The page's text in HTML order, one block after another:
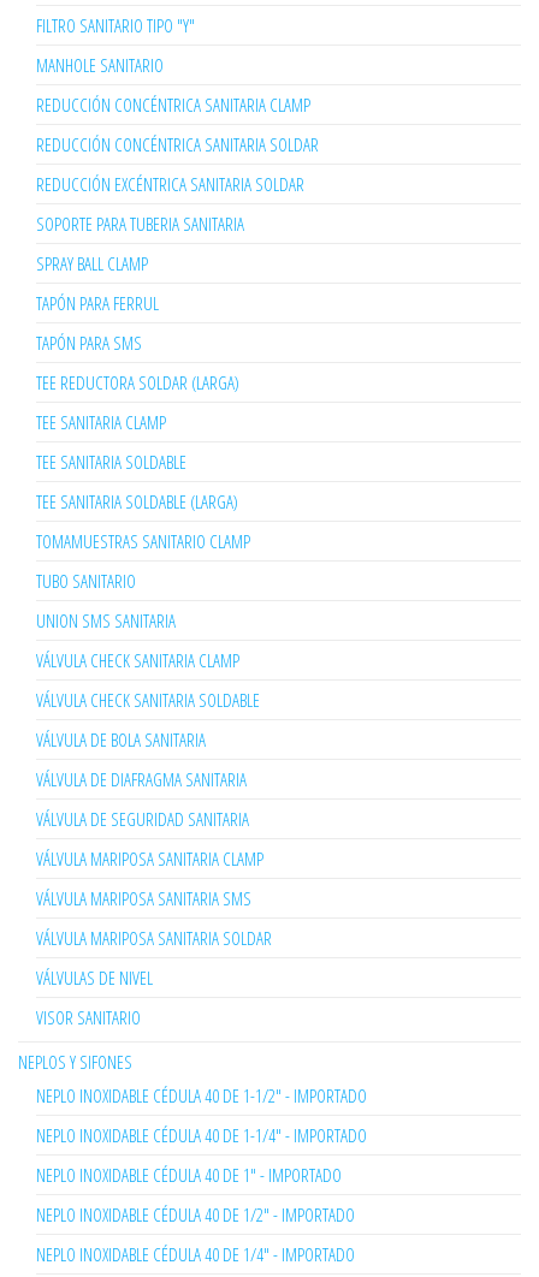
FILTRO SANITARIO TIPO "Y"
MANHOLE SANITARIO
REDUCCIÓN CONCÉNTRICA SANITARIA CLAMP
REDUCCIÓN CONCÉNTRICA SANITARIA SOLDAR
REDUCCIÓN EXCÉNTRICA SANITARIA SOLDAR
SOPORTE PARA TUBERIA SANITARIA
SPRAY BALL CLAMP
TAPÓN PARA FERRUL
TAPÓN PARA SMS
TEE REDUCTORA SOLDAR (LARGA)
TEE SANITARIA CLAMP
TEE SANITARIA SOLDABLE
TEE SANITARIA SOLDABLE (LARGA)
TOMAMUESTRAS SANITARIO CLAMP
TUBO SANITARIO
UNION SMS SANITARIA
VÁLVULA CHECK SANITARIA CLAMP
VÁLVULA CHECK SANITARIA SOLDABLE
VÁLVULA DE BOLA SANITARIA
VÁLVULA DE DIAFRAGMA SANITARIA
VÁLVULA DE SEGURIDAD SANITARIA
VÁLVULA MARIPOSA SANITARIA CLAMP
VÁLVULA MARIPOSA SANITARIA SMS
VÁLVULA MARIPOSA SANITARIA SOLDAR
VÁLVULAS DE NIVEL
VISOR SANITARIO
NEPLOS Y SIFONES
NEPLO INOXIDABLE CÉDULA 40 DE 1-1/2" - IMPORTADO
NEPLO INOXIDABLE CÉDULA 40 DE 1-1/4" - IMPORTADO
NEPLO INOXIDABLE CÉDULA 40 DE 1" - IMPORTADO
NEPLO INOXIDABLE CÉDULA 40 DE 1/2" - IMPORTADO
NEPLO INOXIDABLE CÉDULA 40 DE 1/4" - IMPORTADO